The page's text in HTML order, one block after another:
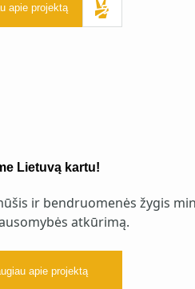
apie projektą
Lietuvą kartu!
ir bendruomenės žygis
atkūrimą.
apie projektą